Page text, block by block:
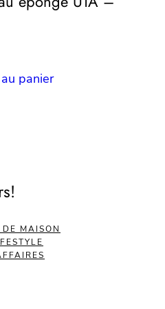
panier
MAISON